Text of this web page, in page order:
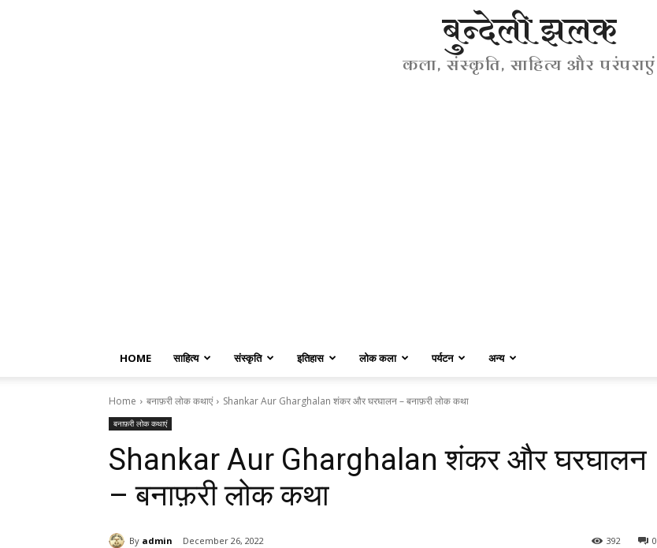
बुन्देली झलक
कला, संस्कृति, साहित्य और परंपराएं
HOME साहित्य संस्कृति इतिहास लोक कला पर्यटन अन्य
Home बनाफ़री लोक कथाएं Shankar Aur Gharghalan शंकर और घरघालन – बनाफ़री लोक कथा
बनाफ़री लोक कथाएं
Shankar Aur Gharghalan शंकर और घरघालन
– बनाफ़री लोक कथा
By admin December 26, 2022 0
392